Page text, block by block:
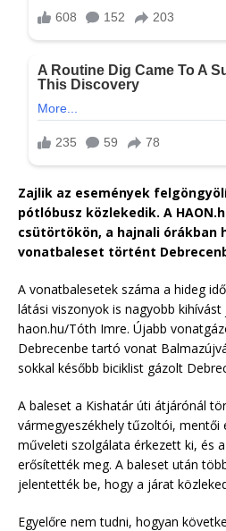
Zajlik az események
pótlóbusz közlekedik. A
csütörtökön, a hajnali órákban
vonatbaleset történt
A vonatbalesetek száma a hideg
látási viszonyok is nagyobb
haon.hu/Tóth Imre. Újabb
Debrecenbe tartó vonat
sokkal később biciklist gázolt
A baleset a Kishatár úti átjárónál
vármegyeszékhely tűzoltói, mentői
műveleti szolgálata érkezett ki, és
erősítették meg. A baleset után
jelentették be, hogy a járat
Egyelőre nem tudni, hogyan